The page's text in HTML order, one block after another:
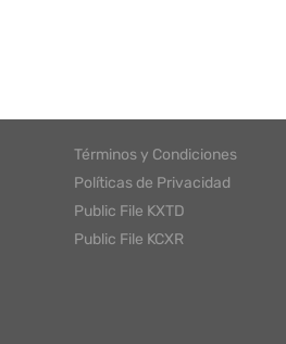
Términos y Condiciones
Políticas de Privacidad
Public File KXTD
Public File KCXR